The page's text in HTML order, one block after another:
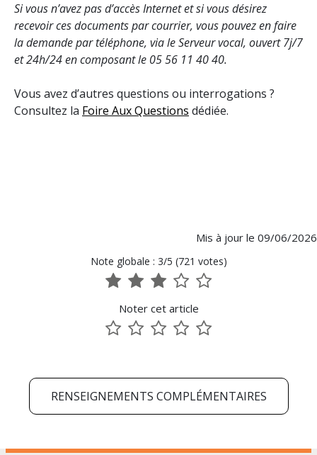
Si vous n’avez pas d’accès Internet et si vous désirez
recevoir ces documents par courrier, vous pouvez en faire
la demande par téléphone, via le Serveur vocal, ouvert 7j/7
et 24h/24 en composant le 05 56 11 40 40.
Vous avez d’autres questions ou interrogations ?
Consultez la Foire Aux Questions dédiée.
Mis à jour le 09/06/2026
Note globale : 3/5 (721 votes)
1
5
2
5
3
5
4
5
Noter cet article
1 2 3 4
RENSEIGNEMENTS COMPLÉMENTAIRES